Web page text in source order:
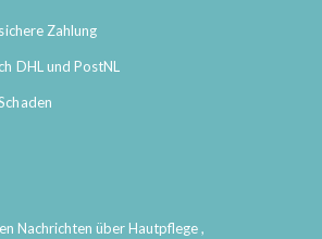
Zahlung
DHL und PostNL
Nachrichten über Hautpflege ,